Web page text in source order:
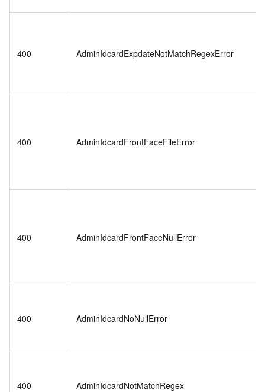
400 AdminIdcardExpdateNotMatchRegexError
400 AdminIdcardFrontFaceFileError
400 AdminIdcardFrontFaceNullError
400 AdminIdcardNoNullError
400 AdminIdcardNotMatchRegex